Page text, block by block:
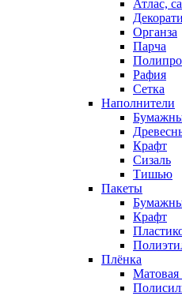
Атлас,
Органза
Парча
Рафия
Сетка
Наполнители
Крафт
Сизаль
Тишью
Пакеты
Крафт
Плёнка
Матовая